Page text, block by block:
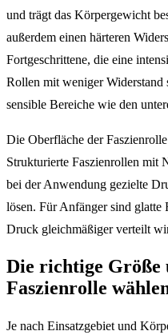
und trägt das Körpergewicht
außerdem einen härteren
Fortgeschrittene, die eine
Rollen mit weniger
sensible Bereiche wie den
Die Oberfläche der
Strukturierte Faszienrollen mit
bei der Anwendung gezielte
lösen. Für Anfänger sind glatte
Druck gleichmäßiger verteilt
Die richtige Größe
Faszienrolle
Je nach Einsatzgebiet und